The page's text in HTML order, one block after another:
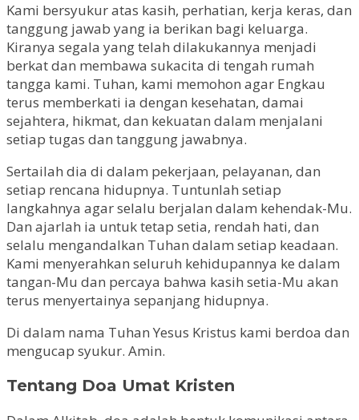
Kami bersyukur atas kasih, perhatian, kerja keras, dan
tanggung jawab yang ia berikan bagi keluarga.
Kiranya segala yang telah dilakukannya menjadi
berkat dan membawa sukacita di tengah rumah
tangga kami. Tuhan, kami memohon agar Engkau
terus memberkati ia dengan kesehatan, damai
sejahtera, hikmat, dan kekuatan dalam menjalani
setiap tugas dan tanggung jawabnya.
Sertailah dia di dalam pekerjaan, pelayanan, dan
setiap rencana hidupnya. Tuntunlah setiap
langkahnya agar selalu berjalan dalam kehendak-Mu.
Dan ajarlah ia untuk tetap setia, rendah hati, dan
selalu mengandalkan Tuhan dalam setiap keadaan.
Kami menyerahkan seluruh kehidupannya ke dalam
tangan-Mu dan percaya bahwa kasih setia-Mu akan
terus menyertainya sepanjang hidupnya.
Di dalam nama Tuhan Yesus Kristus kami berdoa dan
mengucap syukur. Amin.
Tentang Doa Umat Kristen